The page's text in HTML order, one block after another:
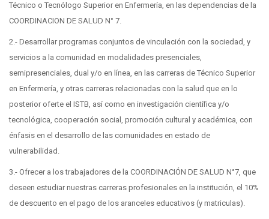
Técnico o Tecnólogo Superior en Enfermería, en las dependencias de la
COORDINACION DE SALUD N° 7.
2.- Desarrollar programas conjuntos de vinculación con la sociedad, y
servicios a la comunidad en modalidades presenciales,
semipresenciales, dual y/o en línea, en las carreras de Técnico Superior
en Enfermería, y otras carreras relacionadas con la salud que en lo
posterior oferte el ISTB, así como en investigación científica y/o
tecnológica, cooperación social, promoción cultural y académica, con
énfasis en el desarrollo de las comunidades en estado de
vulnerabilidad.
3.- Ofrecer a los trabajadores de la COORDINACIÓN DE SALUD N°7, que
deseen estudiar nuestras carreras profesionales en la institución, el 10%
de descuento en el pago de los aranceles educativos (y matriculas).